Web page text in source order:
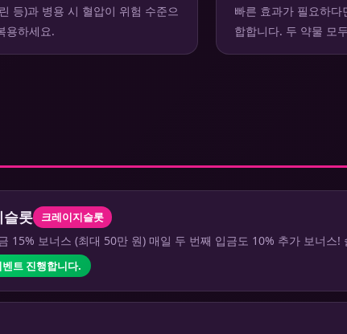
등)과 병용 시 혈압이 위험 수준으
용하세요.
빠른 효과가 필요하
합합니다. 두 약물 모
슬롯 크레이지슬롯
15% 보너스 (최대 50만 원) 매일 두 번째 입금도 10% 추가 보너
트 진행합니다.